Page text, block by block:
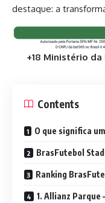
destaque: a
+18 Ministério
Contents
O que significa
BrasFutebol
Ranking
1. Allianz Parque